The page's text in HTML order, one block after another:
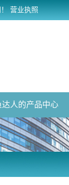
营业执照
达人的产品中心